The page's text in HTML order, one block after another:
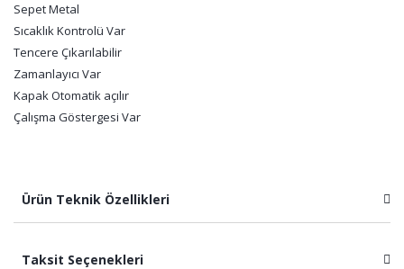
Sepet Metal
Sıcaklık Kontrolü Var
Tencere Çıkarılabilir
Zamanlayıcı Var
Kapak Otomatik açılır
Çalışma Göstergesi Var
Ürün Teknik Özellikleri
Taksit Seçenekleri